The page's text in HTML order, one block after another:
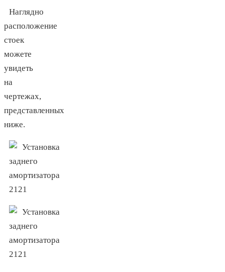
Наглядно
расположение
стоек
можете
увидеть
на
чертежах,
представленных
ниже.